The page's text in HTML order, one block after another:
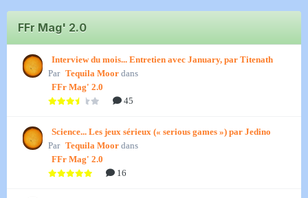
FFr Mag' 2.0
Interview du mois... Entretien avec January, par Titenath
Par Tequila Moor dans
FFr Mag' 2.0
45
Science... Les jeux sérieux (« serious games ») par Jedino
Par Tequila Moor dans
FFr Mag' 2.0
16